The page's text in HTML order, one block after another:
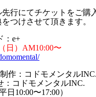
先行にてチケットをご購
つけさせて頂きます。
：e+
日）AM10:00〜
作：コドモメンタルINC.
：コドモメンタルINC.
日10:00〜17:00）